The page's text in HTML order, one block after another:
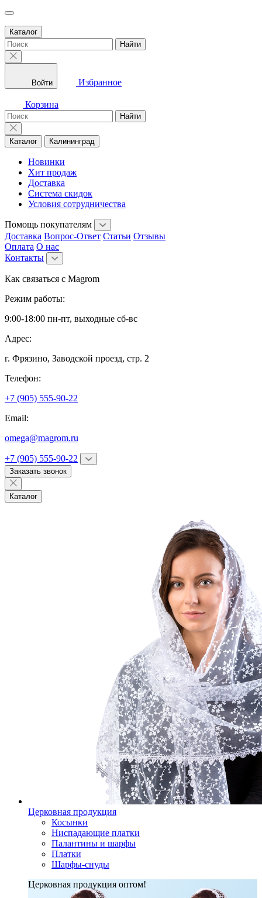
Каталог
Найти
Войти Избранное
Корзина
Найти
Каталог Калининград
Новинки
Хит продаж
Доставка
Система скидок
Условия сотрудничества
Помощь покупателям
Доставка Вопрос-Ответ Статьи Отзывы
Оплата О нас
Контакты
Как связаться с Magrom
Режим работы:
9:00-18:00 пн-пт, выходные сб-вс
Адрес:
г. Фрязино, Заводской проезд, стр. 2
Телефон:
+7 (905) 555-90-22
Email:
omega@magrom.ru
+7 (905) 555-90-22
Заказать звонок
Каталог
Церковная продукция
Косынки
Ниспадающие платки
Палантины и шарфы
Платки
Шарфы-снуды
Церковная продукция оптом!